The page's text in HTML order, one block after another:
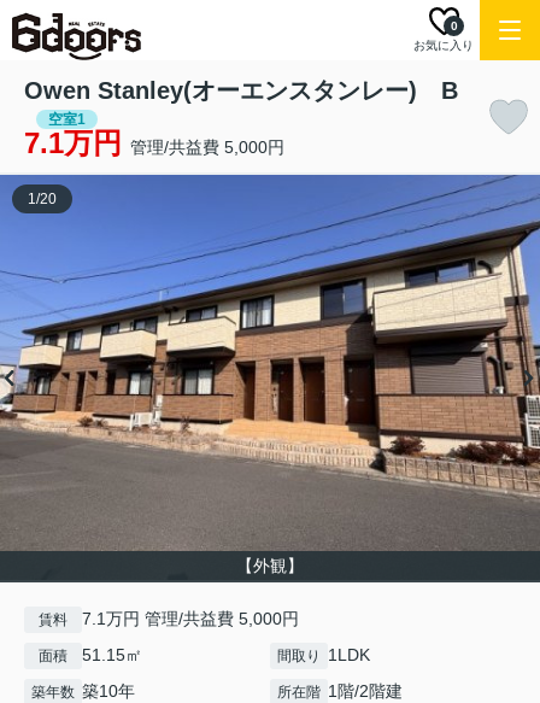
お気に入り
0
Owen Stanley(オーエンスタンレー) B
空室1
7.1万円 管理/共益費 5,000円
【外観】
1/20
賃料 7.1万円 管理/共益費 5,000円
面積 51.15㎡ 間取り 1LDK
築年数 築10年 所在階 1階/2階建